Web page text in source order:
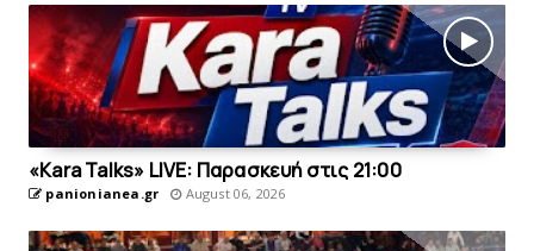
«Kara Talks» LIVE: Παρασκευή στις 21:00
panionianea.gr August 06, 2026